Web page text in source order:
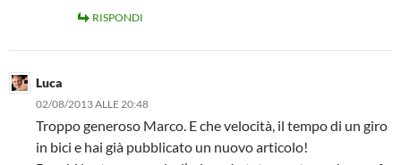
RISPONDI
Luca
02/08/2013 ALLE 20:48
Troppo generoso Marco. E che velocità, il tempo di un giro
in bici e hai già pubblicato un nuovo articolo!